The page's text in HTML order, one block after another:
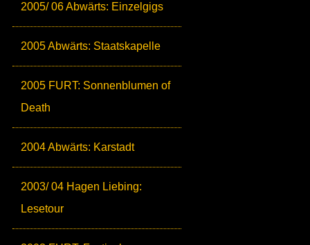
2005/ 06 Abwärts: Einzelgigs
2005 Abwärts: Staatskapelle
2005 FURT: Sonnenblumen of
Death
2004 Abwärts: Karstadt
2003/ 04 Hagen Liebing:
Lesetour